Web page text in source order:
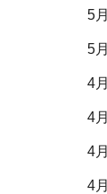
5月
5月
4月
4月
4月
4月